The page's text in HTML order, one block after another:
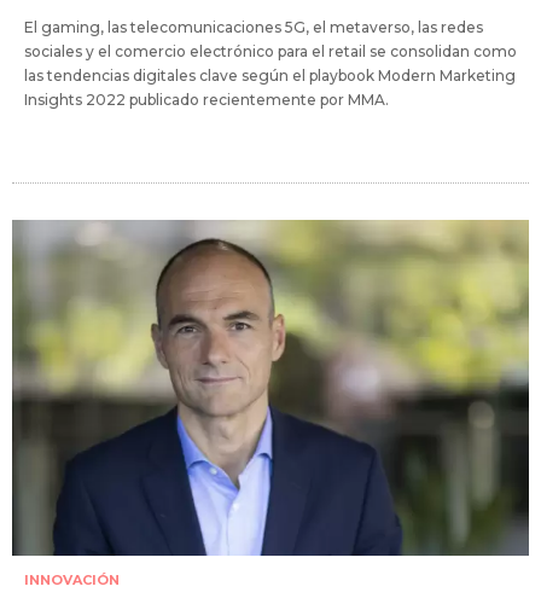
El gaming, las telecomunicaciones 5G, el metaverso, las redes
sociales y el comercio electrónico para el retail se consolidan como
las tendencias digitales clave según el playbook Modern Marketing
Insights 2022 publicado recientemente por MMA.
INNOVACIÓN